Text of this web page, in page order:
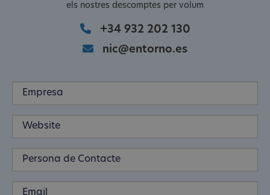
els nostres descomptes per volum
+34 932 202 130
nic@entorno.es